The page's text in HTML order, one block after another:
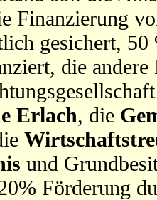
Finanzierung
gesichert,
die
Erlach, die
und
Förderung